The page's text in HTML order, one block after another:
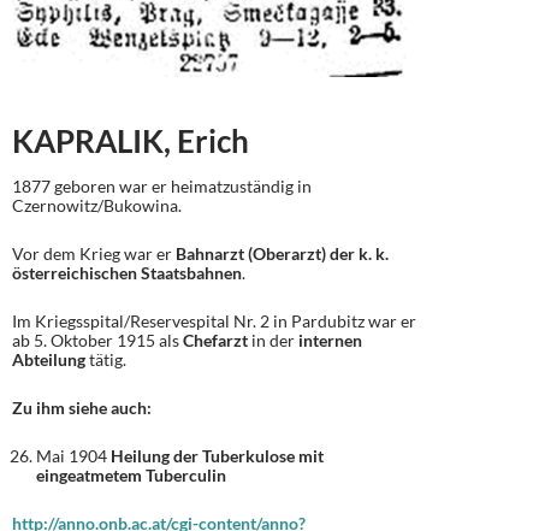
KAPRALIK, Erich
1877 geboren war er heimatzuständig in
Czernowitz/Bukowina.
Vor dem Krieg war er Bahnarzt (Oberarzt) der k. k.
österreichischen Staatsbahnen.
Im Kriegsspital/Reservespital Nr. 2 in Pardubitz war er
ab 5. Oktober 1915 alsChefarzt in der internen
Abteilungtätig.
Zu ihm siehe auch:
Mai 1904 Heilung der Tuberkulose mit
eingeatmetem Tuberculin
http://anno.onb.ac.at/cgi-content/anno?